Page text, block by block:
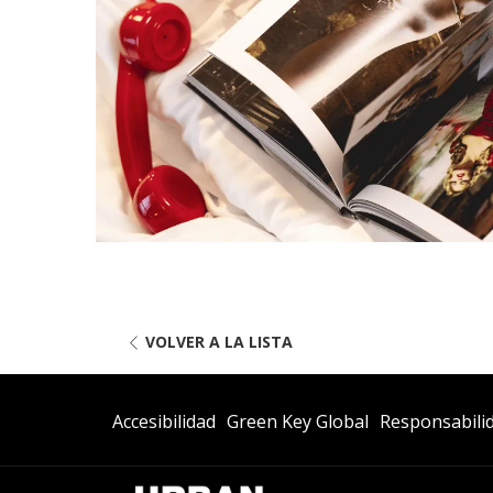
VOLVER A LA LISTA
Accesibilidad Abre
Una
Green Key Global Abre
Una